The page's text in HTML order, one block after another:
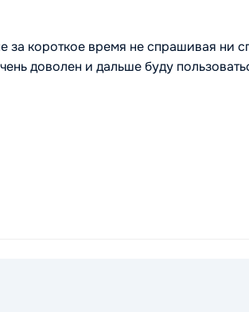
короткое время не спрашивая ни
доволен и дальше буду